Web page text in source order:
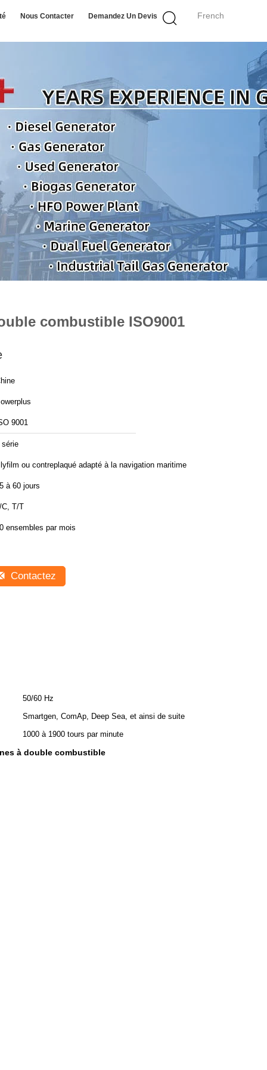
French
Nous Contacter Demandez Un Devis
combustible ISO9001
9001
série
ou contreplaqué adapté à la navigation maritime
à 60 jours
C, T/T
ensembles par mois
Contactez
50/60 Hz
Smartgen, ComAp, Deep Sea, et ainsi de suite
1000 à 1900 tours par minute
à double combustible